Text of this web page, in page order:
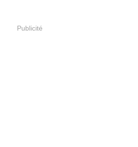
Publicité